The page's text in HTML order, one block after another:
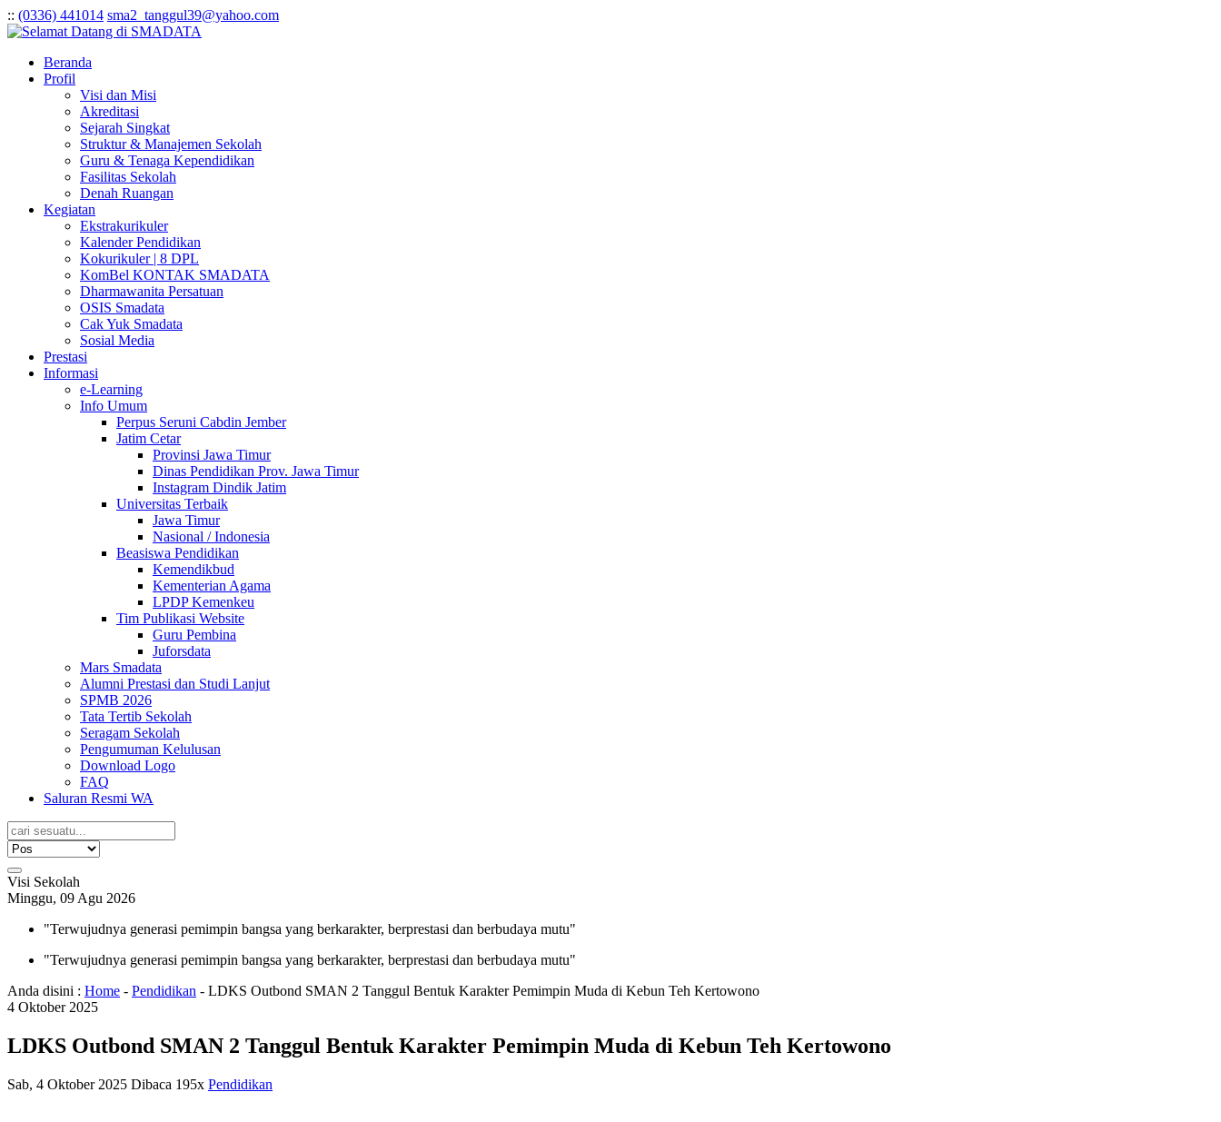
:: (0336) 441014 sma2_tanggul39@yahoo.com
Beranda
Profil
Visi dan Misi
Akreditasi
Sejarah Singkat
Struktur & Manajemen Sekolah
Guru & Tenaga Kependidikan
Fasilitas Sekolah
Denah Ruangan
Kegiatan
Ekstrakurikuler
Kalender Pendidikan
Kokurikuler | 8 DPL
KomBel KONTAK SMADATA
Dharmawanita Persatuan
OSIS Smadata
Cak Yuk Smadata
Sosial Media
Prestasi
Informasi
e-Learning
Info Umum
Perpus Seruni Cabdin Jember
Jatim Cetar
Provinsi Jawa Timur
Dinas Pendidikan Prov. Jawa Timur
Instagram Dindik Jatim
Universitas Terbaik
Jawa Timur
Nasional / Indonesia
Beasiswa Pendidikan
Kemendikbud
Kementerian Agama
LPDP Kemenkeu
Tim Publikasi Website
Guru Pembina
Juforsdata
Mars Smadata
Alumni Prestasi dan Studi Lanjut
SPMB 2026
Tata Tertib Sekolah
Seragam Sekolah
Pengumuman Kelulusan
Download Logo
FAQ
Saluran Resmi WA
Visi Sekolah
Minggu, 09 Agu 2026
"Terwujudnya generasi pemimpin bangsa yang berkarakter, berprestasi dan berbudaya mutu"
"Terwujudnya generasi pemimpin bangsa yang berkarakter, berprestasi dan berbudaya mutu"
Anda disini : Home - Pendidikan - LDKS Outbond SMAN 2 Tanggul Bentuk Karakter Pemimpin Muda di Kebun Teh Kertowono
4 Oktober 2025
LDKS Outbond SMAN 2 Tanggul Bentuk Karakter Pemimpin Muda di Kebun Teh Kertowono
Sab, 4 Oktober 2025 Dibaca 195x Pendidikan